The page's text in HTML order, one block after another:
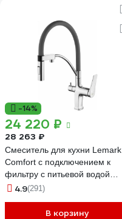
-14%
24 220 ₽
28 263 ₽
Смеситель для кухни Lemark
Comfort с подключением к
фильтру с питьевой водой
LM3074C-Gray
4.9(291)
В корзину